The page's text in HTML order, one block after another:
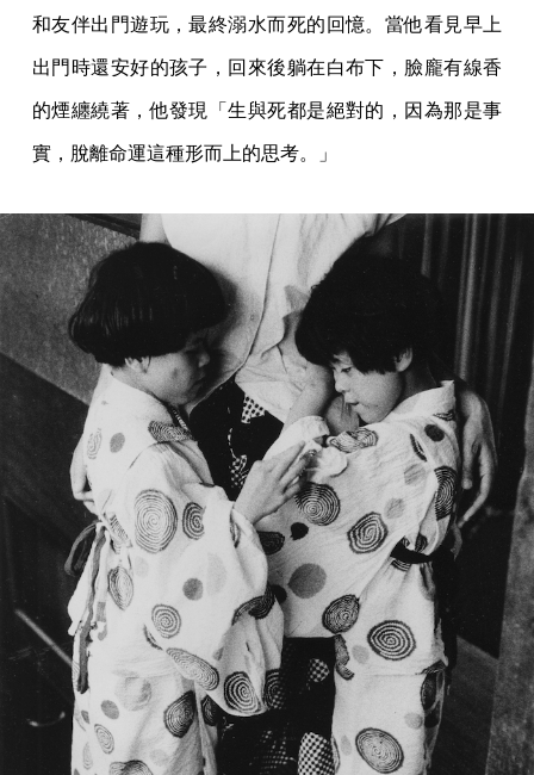
和友伴出門遊玩，最終溺水而死的回憶。當他看見早上
出門時還安好的孩子，回來後躺在白布下，臉龐有線香
的煙纏繞著，他發現「生與死都是絕對的，因為那是事
實，脫離命運這種形而上的思考。」